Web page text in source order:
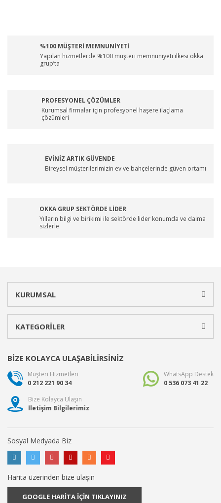
%100 MÜŞTERİ MEMNUNİYETİ
Yapılan hizmetlerde %100 müşteri memnuniyeti ilkesi okka
grup’ta
PROFESYONEL ÇÖZÜMLER
Kurumsal firmalar için profesyonel haşere ilaçlama
çözümleri
EVİNİZ ARTIK GÜVENDE
Bireysel müşterilerimizin ev ve bahçelerinde güven ortamı
OKKA GRUP SEKTÖRDE LİDER
Yılların bilgi ve birikimi ile sektörde lider konumda ve daima
sizlerle
KURUMSAL
KATEGORİLER
BİZE KOLAYCA ULAŞABİLİRSİNİZ
Müşteri Hizmetleri
0 212 221 90 34
WhatsApp Destek
0 536 073 41 22
Bize Kolayca Ulaşın
İletişim Bilgilerimiz
Sosyal Medyada Biz
Harita üzerinden bize ulaşın
GOOGLE HARİTA İÇİN TIKLAYINIZ